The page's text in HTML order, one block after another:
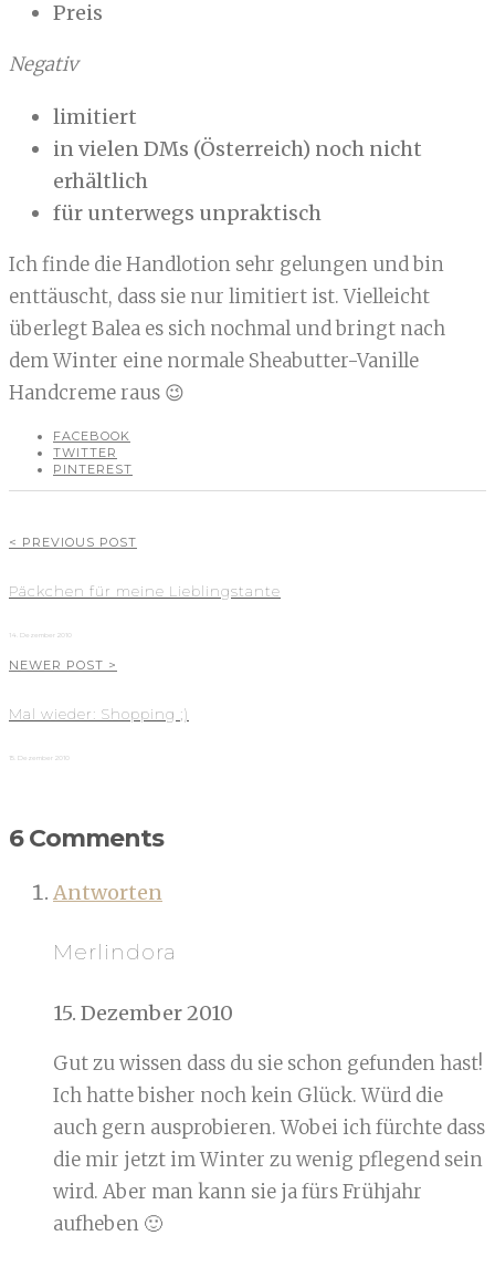
Preis
Negativ
limitiert
in vielen DMs (Österreich) noch nicht
erhältlich
für unterwegs unpraktisch
Ich finde die Handlotion sehr gelungen und bin
enttäuscht, dass sie nur limitiert ist. Vielleicht
überlegt Balea es sich nochmal und bringt nach
dem Winter eine normale Sheabutter-Vanille
Handcreme raus 😉
FACEBOOK
TWITTER
PINTEREST
< PREVIOUS POST
Päckchen für meine Lieblingstante
14. Dezember 2010
NEWER POST >
Mal wieder: Shopping ;)
15. Dezember 2010
6 Comments
Antworten
Merlindora
15. Dezember 2010
Gut zu wissen dass du sie schon gefunden hast!
Ich hatte bisher noch kein Glück. Würd die
auch gern ausprobieren. Wobei ich fürchte dass
die mir jetzt im Winter zu wenig pflegend sein
wird. Aber man kann sie ja fürs Frühjahr
aufheben 🙂